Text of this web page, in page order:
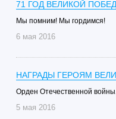
71 ГОД ВЕЛИКОЙ
Мы помним! Мы гордимся!
6 мая 2016
НАГРАДЫ ГЕРОЯМ
Орден Отечественной
5 мая 2016